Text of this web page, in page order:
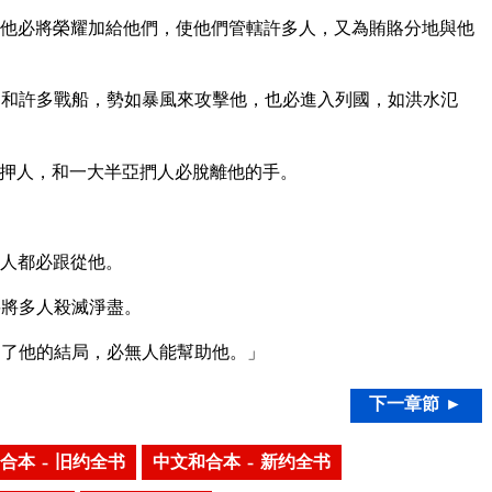
必將榮耀加給他們，使他們管轄許多人，又為賄賂分地與他
許多戰船，勢如暴風來攻擊他，也必進入列國，如洪水氾
，和一大半亞捫人必脫離他的手。
都必跟從他。
多人殺滅淨盡。
他的結局，必無人能幫助他。」
下一章節 ►
本 – 旧约全书 中文和合本 – 新约全书